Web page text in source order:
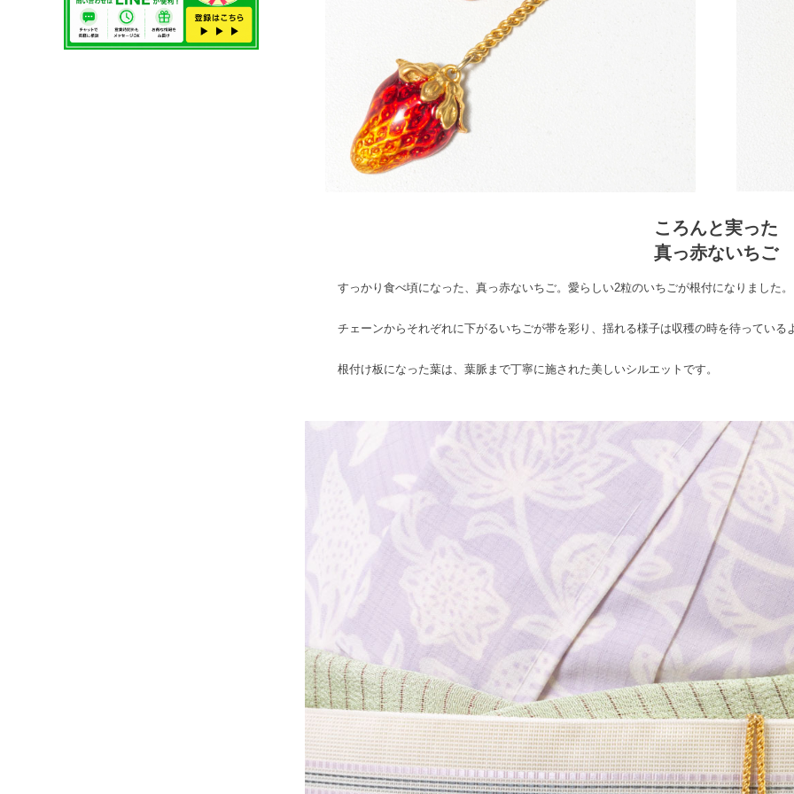
ころんと実った
真っ赤ないちご
すっかり食べ頃になった、真っ赤ないちご。愛らしい2粒のいちごが根付になりました。
チェーンからそれぞれに下がるいちごが帯を彩り、揺れる様子は収穫の時を待っている
根付け板になった葉は、葉脈まで丁寧に施された美しいシルエットです。